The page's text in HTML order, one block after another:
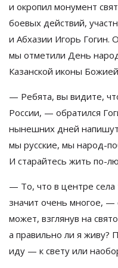
и окропил монумент
боевых действий,
и Абхазии Игорь Гогин.
мы отметили День
Казанской иконы
— Ребята, вы видите,
России, — обратился
нынешних дней
мы русские, мы народ-
И старайтесь жить по-
— То, что в центре села
значит очень многое, —
может, взглянув на
а правильно ли я живу?
иду — к свету или